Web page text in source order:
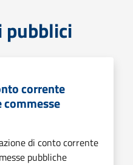
pubblici
corrente
di conto corrente
pubbliche